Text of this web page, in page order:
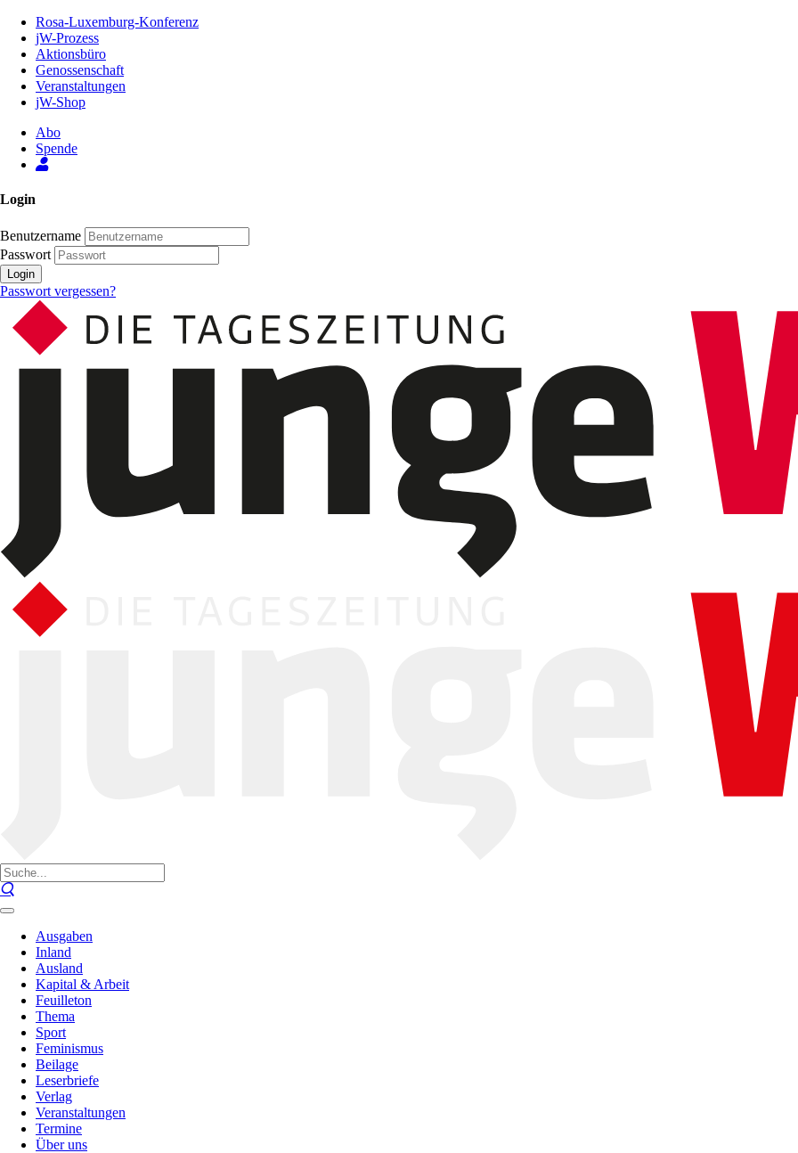
Inhalt
Seite
Rosa-Luxemburg-Konferenz
jW-Prozess
Aktionsbüro
Genossenschaft
Veranstaltungen
jW-Shop
Abo
Spende
Login
Benutzername
Passwort
Login
Passwort vergessen?
Ausgaben
Inland
Ausland
Kapital & Arbeit
Feuilleton
Thema
Sport
Feminismus
Beilage
Leserbriefe
Verlag
Veranstaltungen
Termine
Über uns